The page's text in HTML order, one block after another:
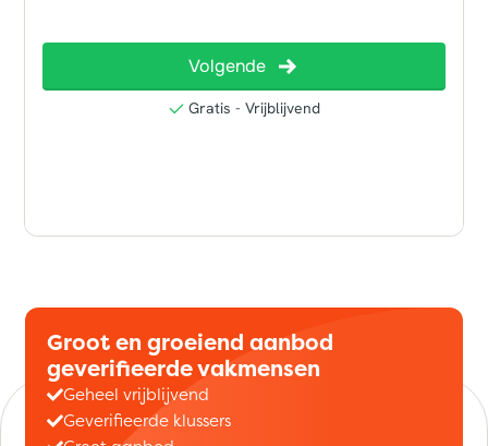
Groot en groeiend aanbod
geverifieerde vakmensen
Geheel vrijblijvend
Geverifieerde klussers